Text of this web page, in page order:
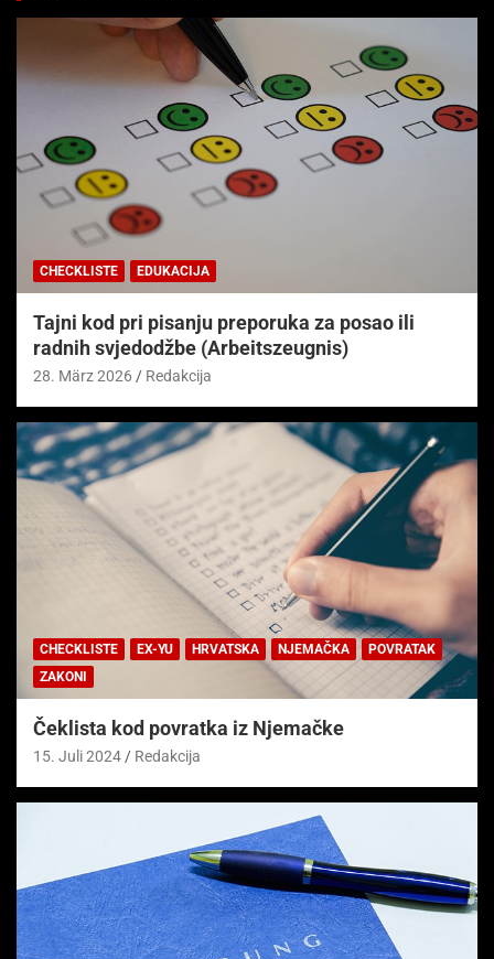
CHECKLISTE EDUKACIJA
Tajni kod pri pisanju preporuka za posao ili
radnih svjedodžbe (Arbeitszeugnis)
28. März 2026 Redakcija
CHECKLISTE EX-YU HRVATSKA NJEMAČKA
POVRATAK
ZAKONI
Čeklista kod povratka iz Njemačke
15. Juli 2024 Redakcija